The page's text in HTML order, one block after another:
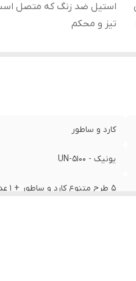
استیل ضد زنگ که متصل
تیز و محکم
کارد و ساطور
یونیک - UN-5100
۵ طرح متنوع کارد و ساطور + ۱ عدد پایه + چاقوتیزکن + قیچی